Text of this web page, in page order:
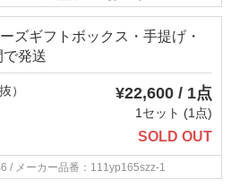
ズギフトボックス・手提げ・
発送
） ¥22,600 / 1点
1セット (1点)
SOLD OUT
/ メーカー品番：111yp165szz-1